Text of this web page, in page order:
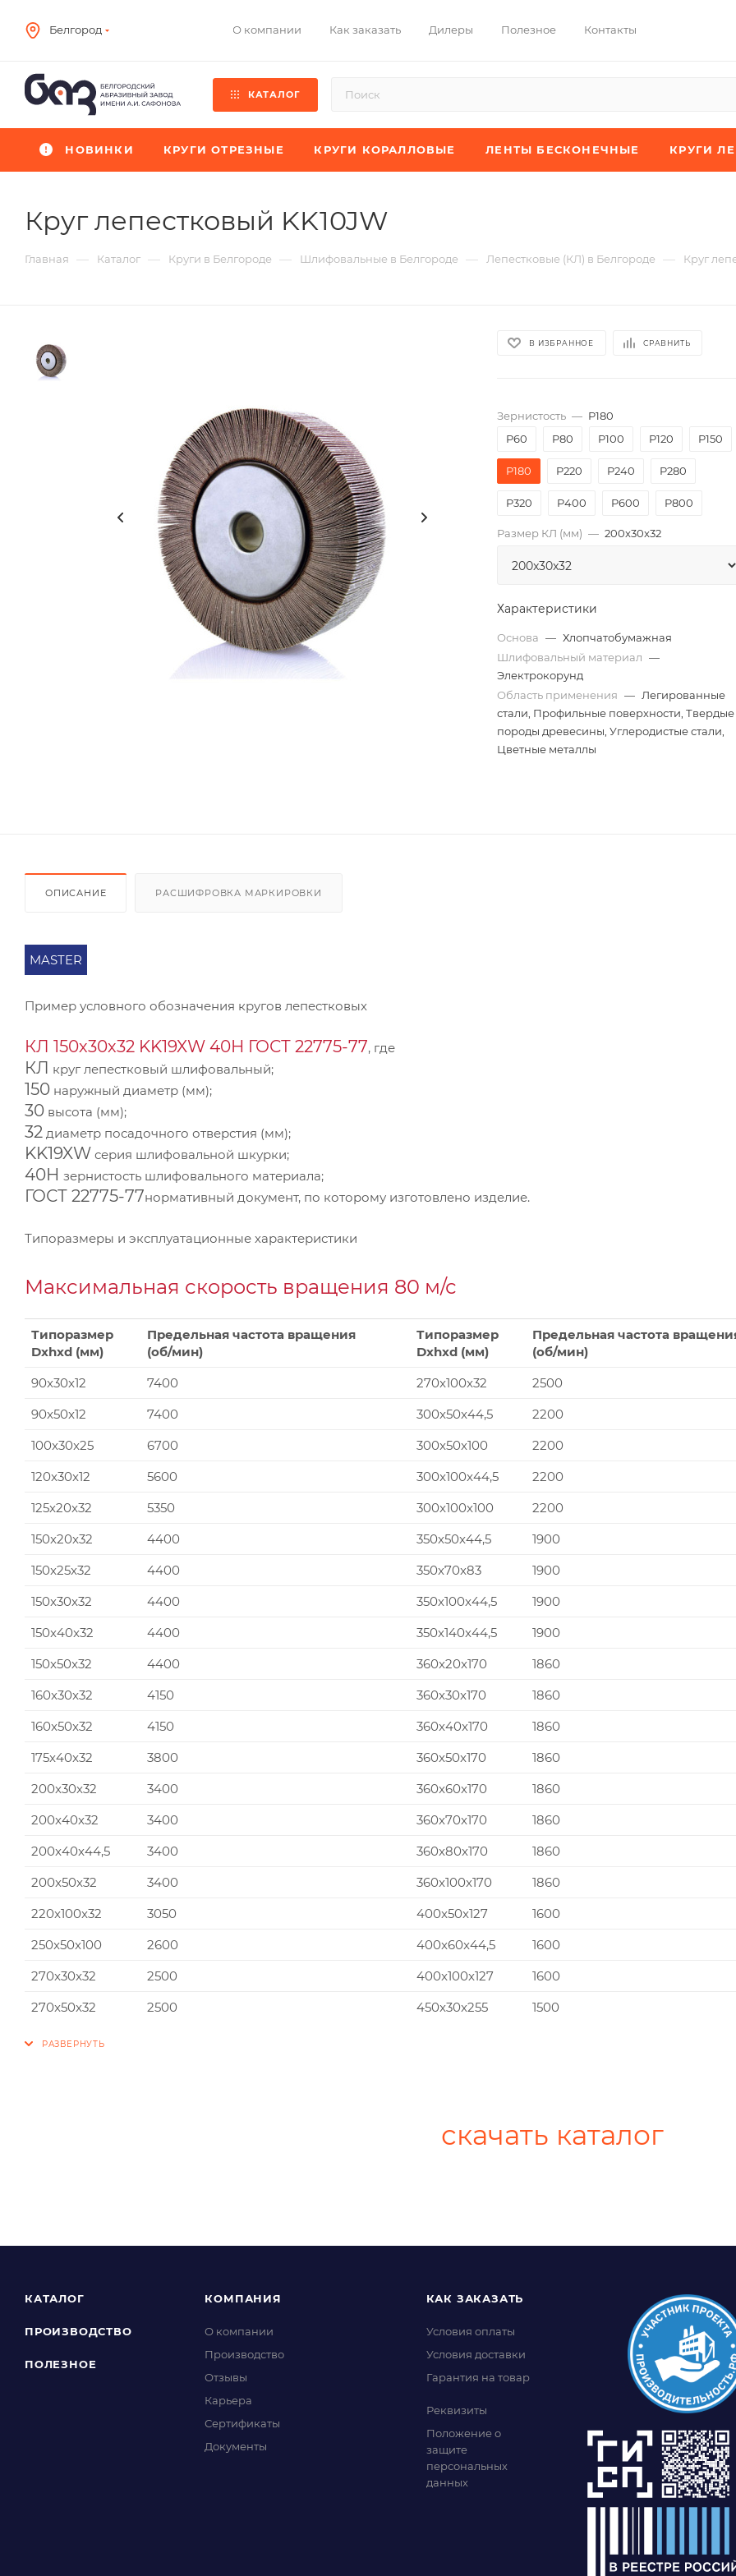
Белгород О компании Как заказать Дилеры Полезное Контакты
КАТАЛОГ
НОВИНКИ КРУГИ ОТРЕЗНЫЕ КРУГИ КОРАЛЛОВЫЕ ЛЕНТЫ БЕСКОНЕЧНЫЕ КРУГИ
Круг лепестковый KK10JW
Главная — Каталог — Круги в Белгороде — Шлифовальные в Белгороде — Лепестковые (КЛ) в Белгороде — Круг
В ИЗБРАННОЕ СРАВНИТЬ
Зернистость — P180
P60
P80 P100 P120 P150
P180 P220 P240 P280
P320 P400 P600 P800
Размер КЛ (мм) — 200x30x32
Характеристики
Основа — Хлопчатобумажная
Шлифовальный материал —
Электрокорунд
Область применения — Легированные
стали, Профильные поверхности, Твердые
породы древесины, Углеродистые стали,
Цветные металлы
ОПИСАНИЕ РАСШИФРОВКА МАРКИРОВКИ
MASTER
Пример условного обозначения кругов лепестковых
КЛ 150х30х32 KK19XW 40Н ГОСТ 22775-77, где
КЛ круг лепестковый шлифовальный;
150 наружный диаметр (мм);
30 высота (мм);
32 диаметр посадочного отверстия (мм);
KK19XW серия шлифовальной шкурки;
40Н зернистость шлифовального материала;
ГОСТ 22775-77нормативный документ, по которому изготовлено изделие.
Типоразмеры и эксплуатационные характеристики
Максимальная скорость вращения 80 м/с
Типоразмер
Dxhxd (мм)
Предельная частота вращения
(об/мин)
Типоразмер
Dxhxd (мм)
Предельная частота
(об/мин)
90x30x12
7400 270x100x32
2500
90x50x12
7400 300x50x44,5
2200
100x30x25
6700 300x50x100
2200
120x30x12
5600 300x100x44,5
2200
125x20x32
5350 300x100x100
2200
150x20x32
4400 350x50x44,5
1900
150x25x32
4400 350x70x83
1900
150x30x32
4400 350x100x44,5
1900
150x40x32
4400 350x140x44,5
1900
150x50x32
4400 360x20x170
1860
160x30x32
4150 360x30x170
1860
160x50x32
4150 360x40x170
1860
175x40x32
3800 360x50x170
1860
200x30x32
3400 360x60x170
1860
200x40x32
3400 360x70x170
1860
200x40x44,5
3400 360x80x170
1860
200x50x32
3400 360x100x170
1860
220x100x32
3050 400x50x127
1600
250x50x100
2600 400x60x44,5
1600
270x30x32
2500 400x100x127
1600
270x50x32
2500 450x30x255 1500
скачать каталог
КАТАЛОГ
ПРОИЗВОДСТВО
ПОЛЕЗНОЕ
КОМПАНИЯ
О компании
Производство
Отзывы
Карьера
Сертификаты
Документы
КАК ЗАКАЗАТЬ
Условия оплаты
Условия доставки
Гарантия на товар
Реквизиты
Положение о
защите
персональных
данных